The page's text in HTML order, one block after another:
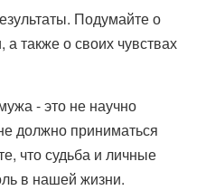
Подумайте о
также о своих чувствах
- это не научно
должно приниматься
что судьба и личные
в нашей жизни.